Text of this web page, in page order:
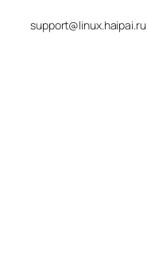
support@linux.haipai.ru